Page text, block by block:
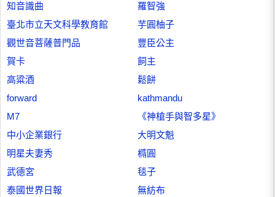
知音識曲
羅智強
臺北市立天文科學教育館
芋圓柚子
觀世音菩薩普門品
豐臣公主
賀卡
飼主
高粱酒
鬆餅
forward
kathmandu
M7
《神槍手與智多星》
中小企業銀行
大明文魁
明星夫妻秀
橢圓
武德宮
毯子
泰國世界日報
無紡布